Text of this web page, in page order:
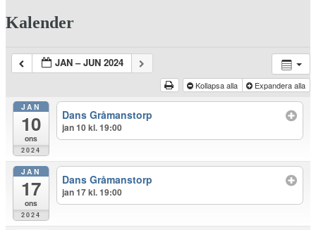
Kalender
JAN – JUN 2024
Kollapsa alla Expandera alla
JAN
10
ons
2024
Dans Gråmanstorp
jan 10 kl. 19:00
JAN
17
ons
2024
Dans Gråmanstorp
jan 17 kl. 19:00